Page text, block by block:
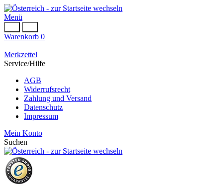
Menü
Warenkorb 0
Merkzettel
Service/Hilfe
AGB
Widerrufsrecht
Zahlung und Versand
Datenschutz
Impressum
Mein Konto
Suchen